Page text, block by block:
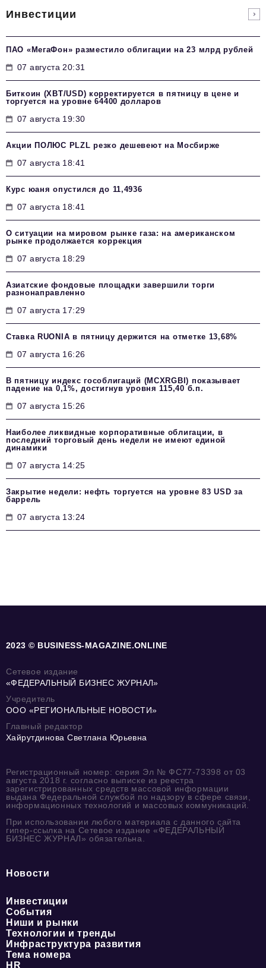
Инвестиции
ПАО «МегаФон» разместило облигации на 23 млрд рублей
07 августа 20:31
Биткоин (XBT/USD) корректируется в пятницу в цене и
торгуется на уровне 64400 долларов
07 августа 19:30
Акции ПОЛЮС PLZL резко дешевеют на Мосбирже
07 августа 18:41
Курс юаня опустился до 11,4936
07 августа 18:41
О ситуации на мировом рынке газа: на американском
рынке продолжается коррекция
07 августа 18:29
Азиатские фондовые площадки завершили торги
разнонаправленно
07 августа 17:29
Ставка RUONIA в пятницу держится на отметке 13,68%
07 августа 16:26
В пятницу индекс гособлигаций (MCXRGBI) показывает
падение на 0,1%, достигнув уровня 115,40 б.п.
07 августа 15:26
Наиболее ликвидные корпоративные облигации, в
последний торговый день недели не имеют единой
динамики
07 августа 14:25
Закрытие недели: нефть торгуется на уровне 83 USD за
баррель
07 августа 13:24
2023 © BUSINESS-MAGAZINE.ONLINE
Сетевое издание
«ФЕДЕРАЛЬНЫЙ БИЗНЕС ЖУРНАЛ»
Учредитель
ООО «РЕГИОНАЛЬНЫЕ НОВОСТИ»
Главный редактор
Хайрутдинова Светлана Юрьевна
Регистрационный номер: серия Эл № ФС77-73398 от 03
августа 2018 г. согласно выписке из реестра
зарегистрированных средств массовой информации
выдана Федеральной службой по надзору в сфере связи,
информационных технологий и массовых коммуникаций.
При использовании любого материала с данного сайта
гипер-ссылка на Сетевое издание «ФЕДЕРАЛЬНЫЙ
БИЗНЕС ЖУРНАЛ» обязательна.
Новости
Инвестиции
События
Ниши и рынки
Технологии и тренды
Инфраструктура развития
Тема номера
HR